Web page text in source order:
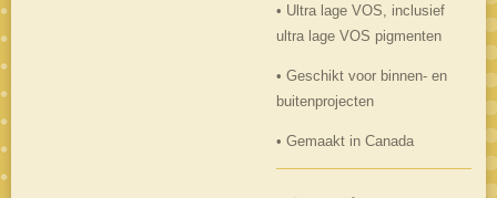
• Ultra lage VOS, inclusief
ultra lage VOS pigmenten
• Geschikt voor binnen- en
buitenprojecten
• Gemaakt in Canada